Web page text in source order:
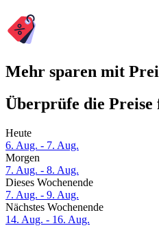
Mehr sparen mit
Überprüfe die Preise
Heute
6. Aug. - 7. Aug.
Morgen
7. Aug. - 8. Aug.
Dieses Wochenende
7. Aug. - 9. Aug.
Nächstes Wochenende
14. Aug. - 16. Aug.